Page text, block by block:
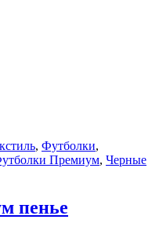
, Футболки,
Премиум, Черные
пенье